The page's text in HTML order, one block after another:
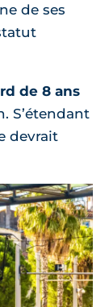
de ses
de 8 ans
S’étendant
devrait